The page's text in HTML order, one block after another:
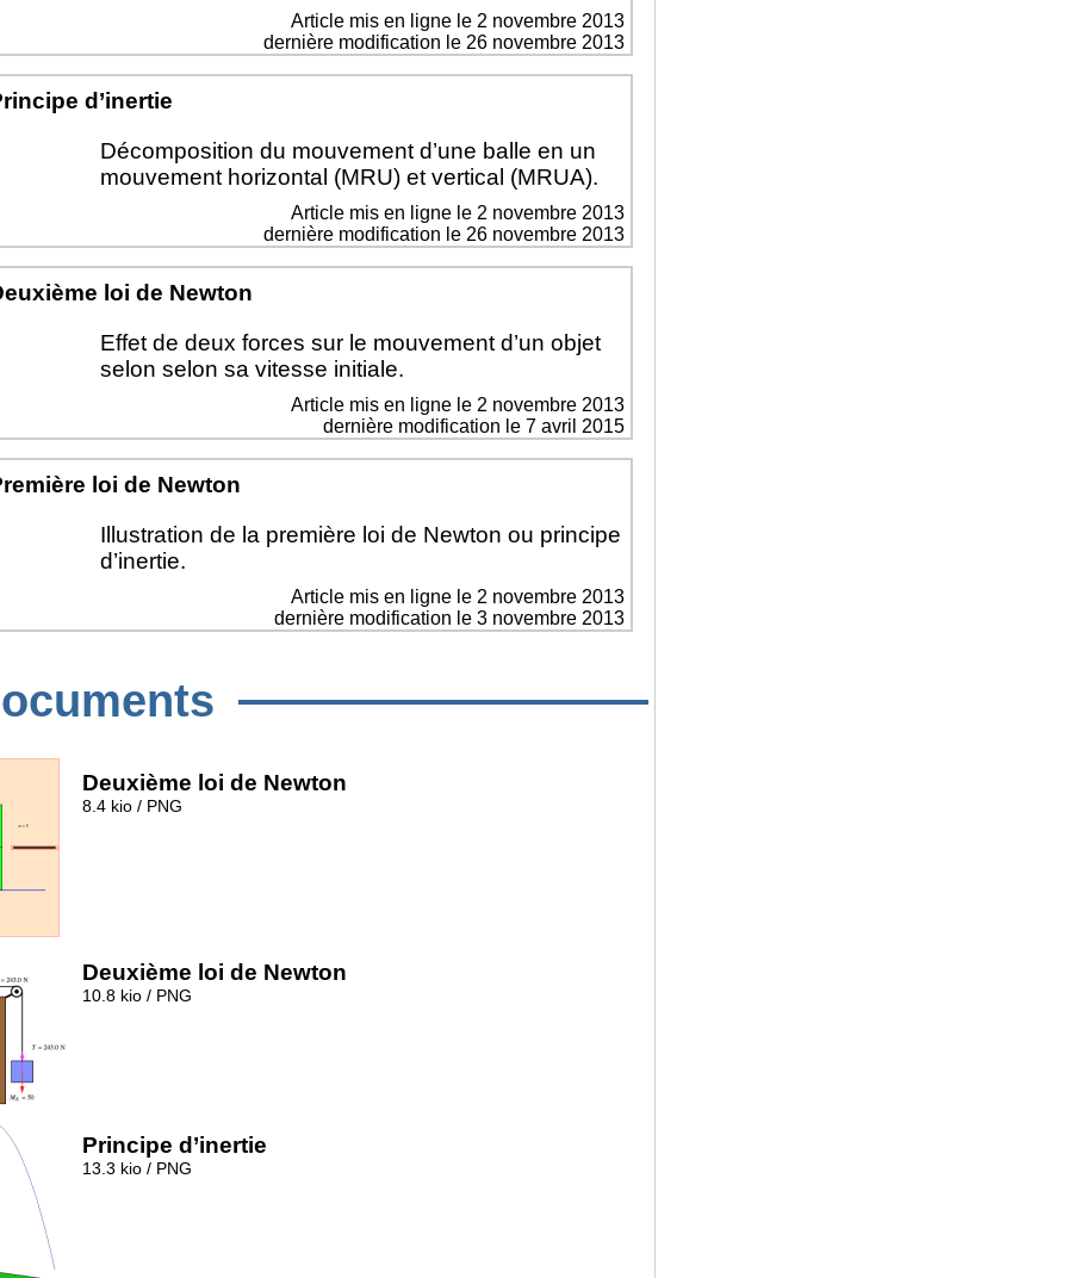
Article mis en ligne le2 novembre 2013
dernière modification le 26 novembre 2013
d’inertie
Décomposition du mouvement d’une balle en un
mouvement horizontal (MRU) et vertical (MRUA).
Article mis en ligne le2 novembre 2013
dernière modification le 26 novembre 2013
loi de Newton
Effet de deux forces sur le mouvement d’un objet
selon selon sa vitesse initiale.
Article mis en ligne le2 novembre 2013
dernière modification le 7 avril 2015
loi de Newton
Illustration de la première loi de Newton ou principe
d’inertie.
Article mis en ligne le2 novembre 2013
dernière modification le 3 novembre 2013
Deuxième loi de Newton
8.4 kio / PNG
Deuxième loi de Newton
10.8 kio / PNG
Principe d’inertie
13.3 kio / PNG